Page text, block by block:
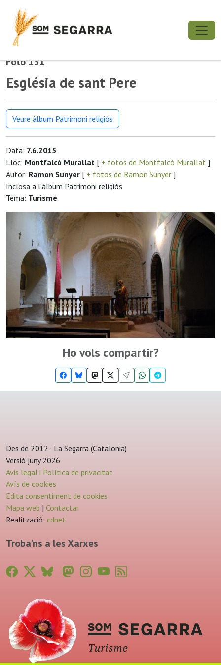
Foto 131
Església de sant Pere
Veure àlbum Patrimoni religiós
Data: 7.6.2015
Lloc: Montfalcó Murallat [ + fotos de Montfalcó Murallat ]
Autor: Ramon Sunyer [ + fotos de Ramon Sunyer ]
Inclosa a l'àlbum Patrimoni religiós
Tema: Turisme
Ho vols compartir?
Des de 2012 · La Segarra (Catalonia)
Versió juny 2026
Avis legal i Política de privacitat
Avís de cookies
Edita consentiment de cookies
Mapa web | Contactar
Realització: cdnet
Troba'ns a les Xarxes